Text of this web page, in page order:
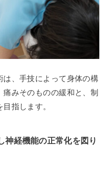
は、手技によって身体の構
みそのものの緩和と、制
指します。
神経機能の正常化を図り